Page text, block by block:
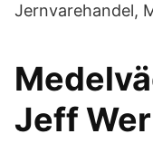
Jernvarehandel,
Jeff